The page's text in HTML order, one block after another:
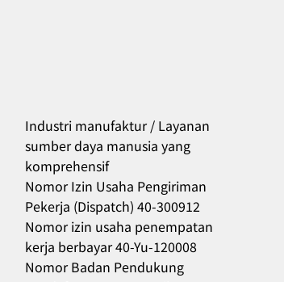
556
Industri manufaktur / Layanan
sumber daya manusia yang
komprehensif
Nomor Izin Usaha Pengiriman
Pekerja (Dispatch) 40-300912
Nomor izin usaha penempatan
kerja berbayar 40-Yu-120008
Nomor Badan Pendukung